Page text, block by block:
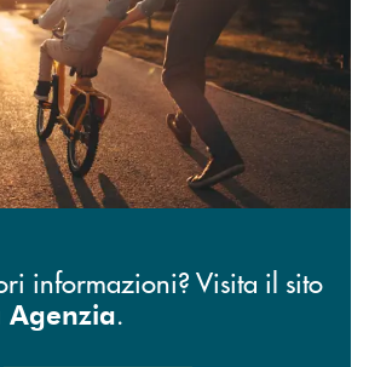
informazioni? Visita il sito
Agenzia.